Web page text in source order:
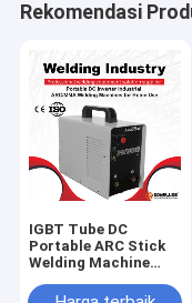
Rekomendasi
IGBT Tube DC
Portable ARC Stick
Welding Machine
Digunakan Di Rumah